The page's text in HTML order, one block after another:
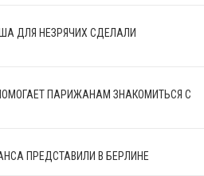
ДЛЯ НЕЗРЯЧИХ СДЕЛАЛИ
ПАРИЖАНАМ ЗНАКОМИТЬСЯ С
ПРЕДСТАВИЛИ В БЕРЛИНЕ